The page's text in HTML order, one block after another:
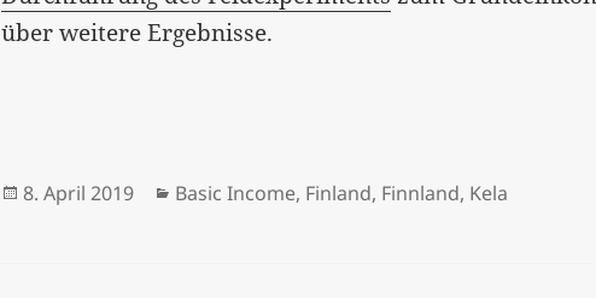
über weitere Ergebnisse.
Veröffentlicht
8. April 2019 Kategorien
Basic Income, Finland, Finnland, Kela